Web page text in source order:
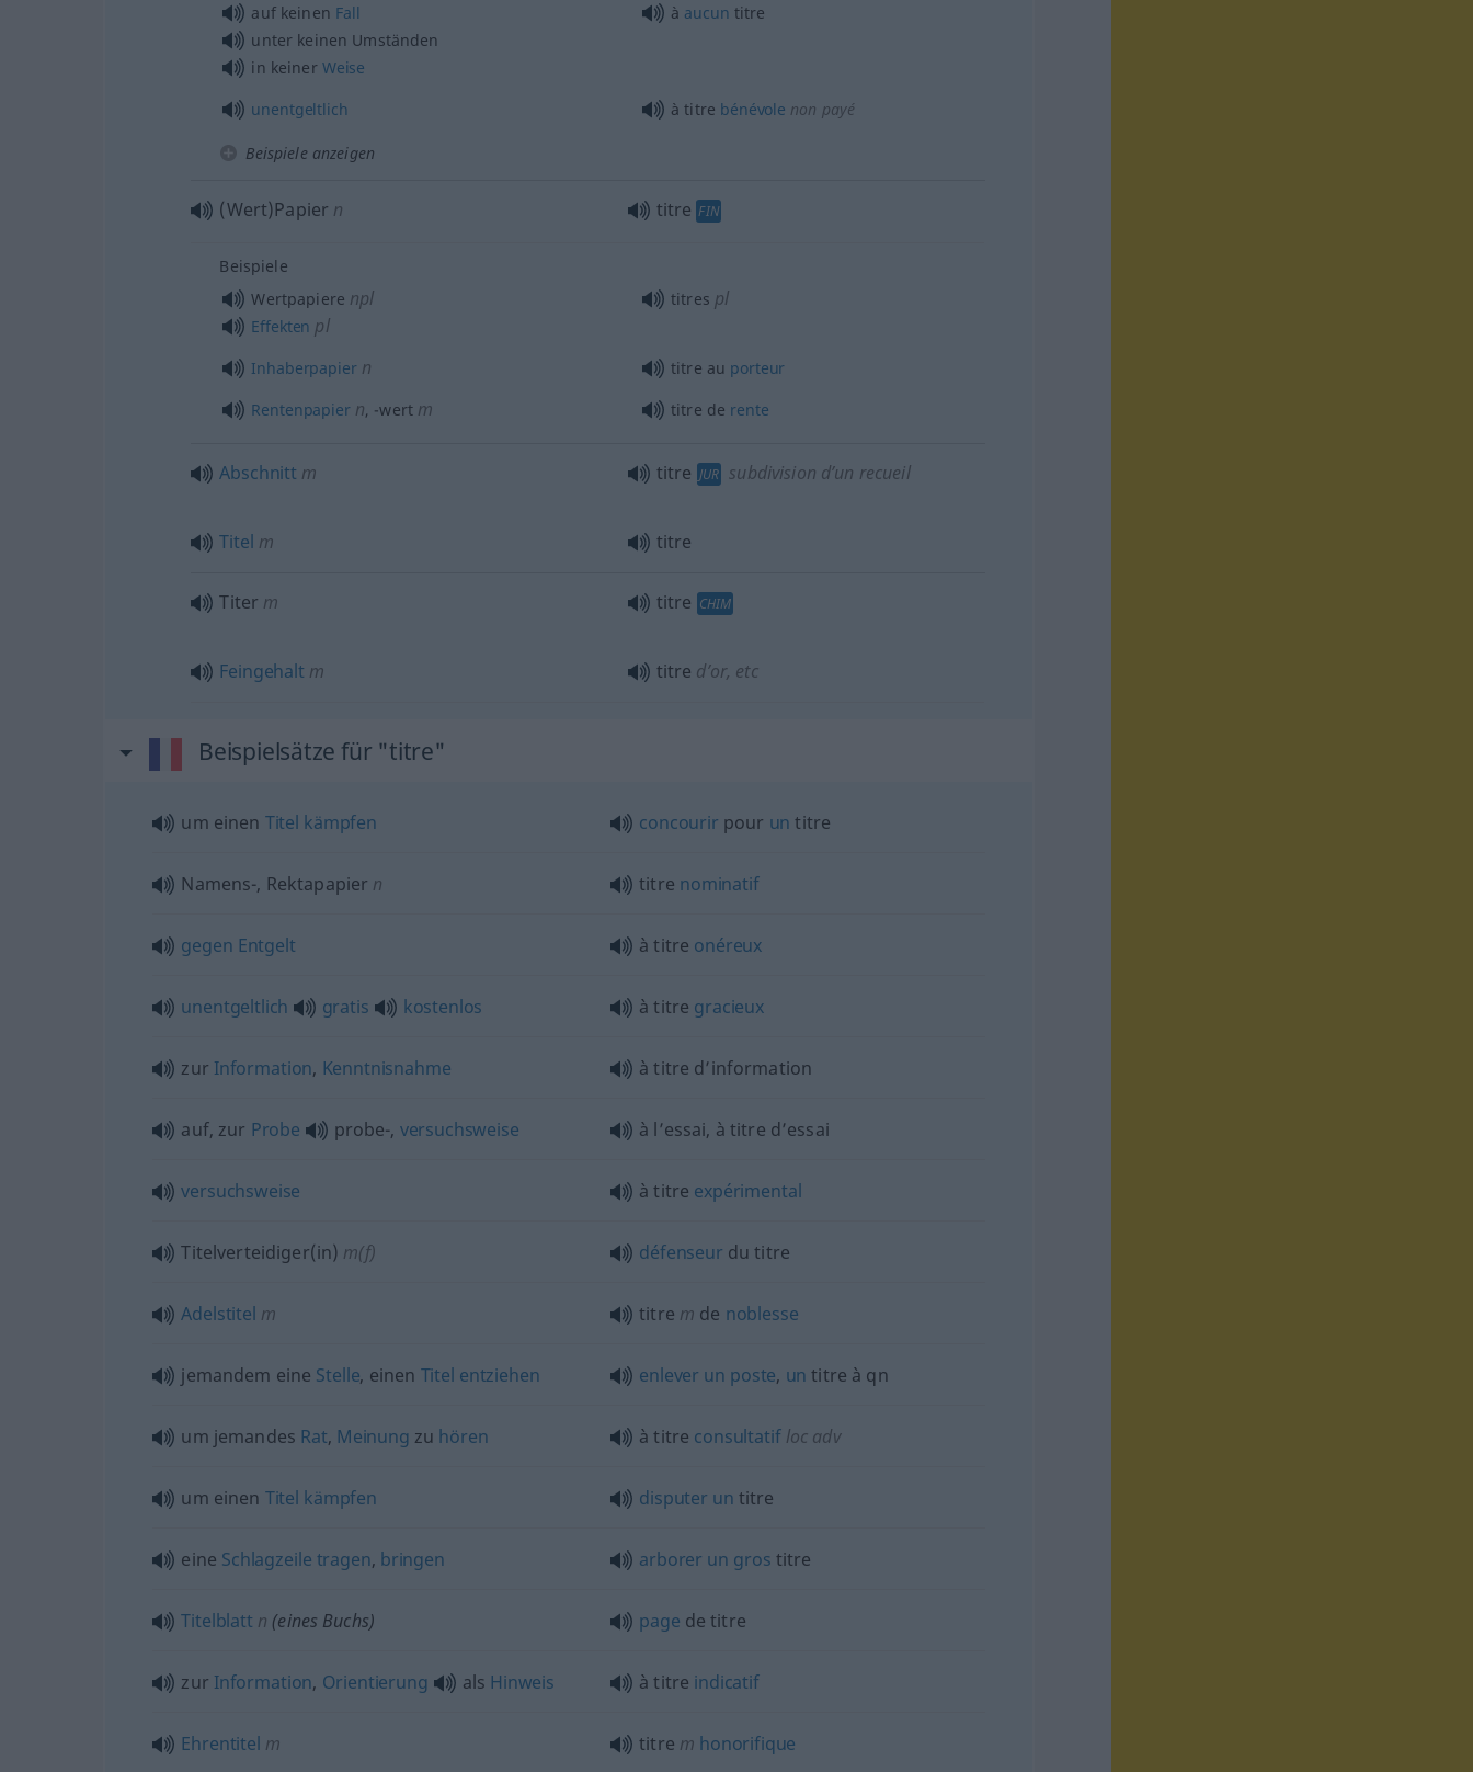
auf keinen Fall
unter keinen Umständen
in keiner Weise
à aucun titre
unentgeltlich à titre bénévole non payé
Beispiele anzeigen
(Wert)Papier n titre FIN
Beispiele
Wertpapiere npl
Effekten pl
titres pl
Inhaberpapiern titre au porteur
Rentenpapiern, -wert m titre de rente
Abschnitt m titre JUR subdivision d’un recueil
Titel m titre
Titer m titre CHIM
Feingehalt m titre d’or, etc
Beispielsätze für "titre"
um einen Titel kämpfen concourir pour un titre
Namens-, Rektapapier n titre nominatif
gegen Entgelt à titre onéreux
unentgeltlich gratis kostenlos à titre gracieux
zur Information, Kenntnisnahme à titre d’information
auf, zur Probe probe-, versuchsweise à l’essai, à titre d’essai
versuchsweise à titre expérimental
Titelverteidiger(in) m(f) défenseur du titre
Adelstitel m titre m de noblesse
jemandem eine Stelle, einen Titel entziehen enlever un poste, un titre à qn
um jemandes Rat, Meinung zu hören à titre consultatifloc adv
um einen Titel kämpfen disputer un titre
eine Schlagzeile tragen, bringen arborer un gros titre
Titelblatt n (eines Buchs) page de titre
zur Information, Orientierung als Hinweis à titre indicatif
Ehrentitel m titre m honorifique